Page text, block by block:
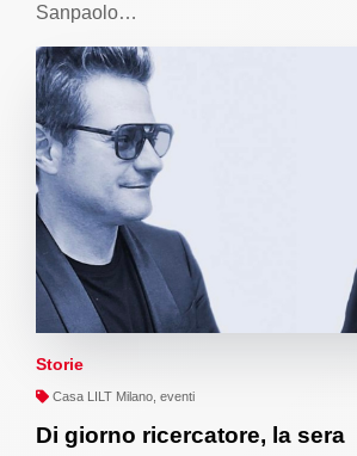
Sanpaolo…
Storie
Casa LILT Milano, eventi
Di giorno ricercatore, la sera